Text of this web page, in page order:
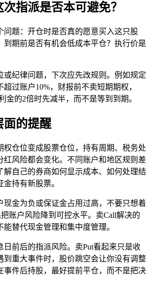
指派是否本可避免？
问题：开仓时是否真的愿意买入这只股
到期前是否有机会低成本平仓？执行价是
或纪律问题，下次应先改规则。例如规定
过账户10%，财报前不卖短期期权，
金的2倍时先减半，而不是等到到期。
面的提醒
权仓位变成股票仓位，持有周期、税务处
红风险都会变化。不同账户和地区规则差
解自己的券商如何显示成本、如何处理结
持有新股票。
现金为负或保证金占用过高，不要只想着
账户风险降到可控水平。卖Call解决的
替代现金管理和集中度管理。
日前后的指派风险。卖Put看起来只是收
到重大事件时，股价跳空会让你没有调整
事件后持股，最好提前平仓，而不是把决